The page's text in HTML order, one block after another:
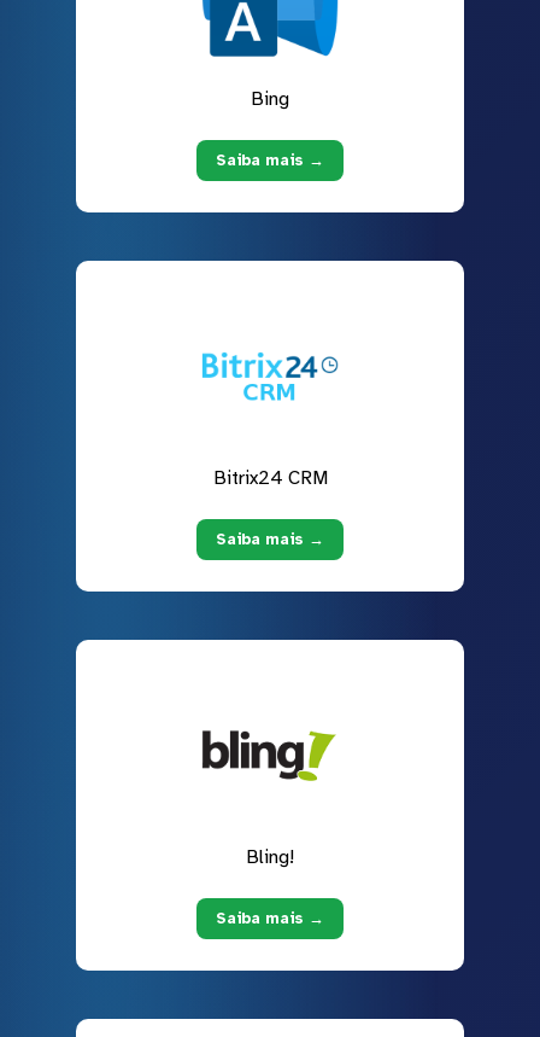
Bing
Saiba mais →
Bitrix24 CRM
Saiba mais →
Bling!
Saiba mais →